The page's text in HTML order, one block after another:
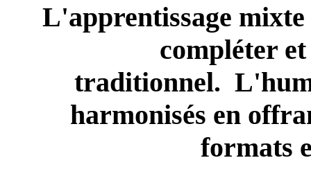
L'apprentissage
compléter
traditionnel.
harmonisés en
formats